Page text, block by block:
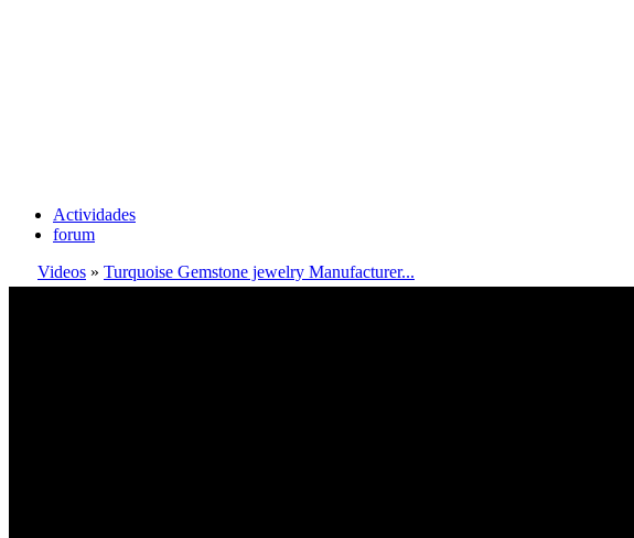
Actividades
forum
Videos » Turquoise Gemstone jewelry Manufacturer...